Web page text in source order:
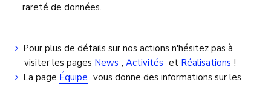
rareté de données.
Pour plus de détails sur nos actions n'hésitez pas à
visiter les pages News ,Activités et Réalisations !
La page Équipe vous donne des informations sur les